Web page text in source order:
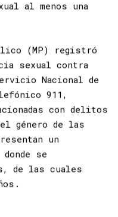
100 mujeres han
al menos una
(MP) registró
sexual contra
Nacional de
911,
con delitos
género de las
un
se
de las cuales